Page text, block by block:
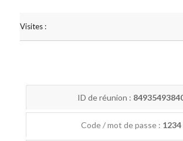
Visites :
ID de réunion :
Code / mot de passe : 1234